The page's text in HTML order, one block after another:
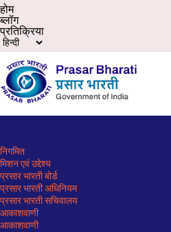
होम
ब्लॉग
प्रतिक्रिया
निगमित
मिशन एवं उद्देश्य
प्रसार भारती बोर्ड
प्रसार भारती अधिनियम
प्रसार भारती सचिवालय
आकाशवाणी
आकाशवाणी